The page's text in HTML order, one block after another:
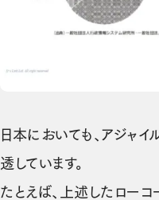
日本においても、アジャ
透しています。
たとえば、上述したロー